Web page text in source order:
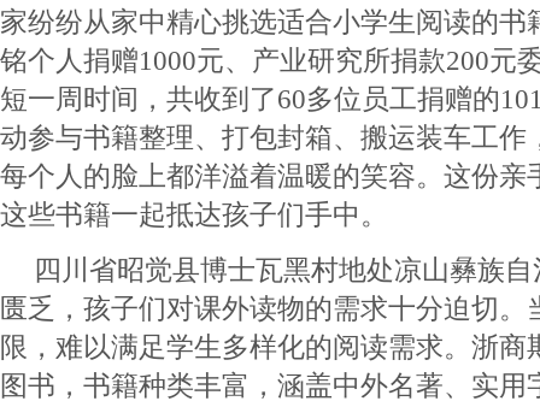
家纷纷从家中精心挑选适合小学生阅读的书
铭个人捐赠1000元、产业研究所捐款200元
短一周时间，共收到了60多位员工捐赠的
动参与书籍整理、打包封箱、搬运装车工作
每个人的脸上都洋溢着温暖的笑容。这份亲
这些书籍一起抵达孩子们手中。
四川省昭觉县博士瓦黑村地处凉山彝族
匮乏，孩子们对课外读物的需求十分迫切。
限，难以满足学生多样化的阅读需求。浙商
图书，书籍种类丰富，涵盖中外名著、实用